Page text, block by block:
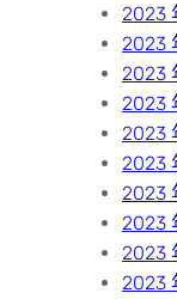
2023
2023
2023
2023
2023
2023
2023
2023
2023
2023